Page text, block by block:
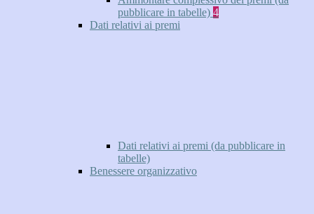
pubblicare in tabelle) 4
Dati relativi ai premi
Dati relativi ai premi (da pubblicare in
tabelle)
Benessere organizzativo